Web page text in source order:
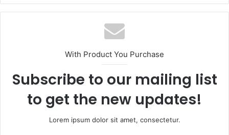
With Product You Purchase
Subscribe to our mailing list
to get the new updates!
Lorem ipsum dolor sit amet, consectetur.